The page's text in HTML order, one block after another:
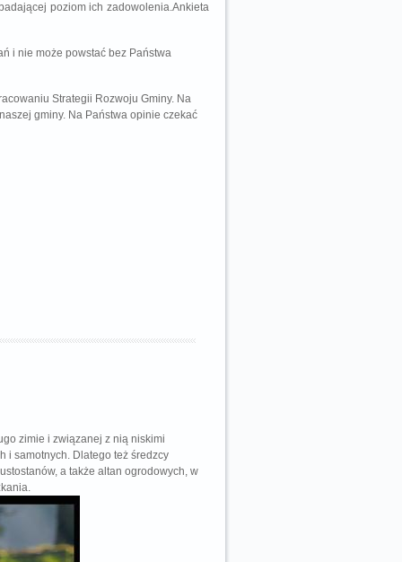
poziom ich zadowolenia.Ankieta
i nie może powstać bez Państwa
Strategii Rozwoju Gminy. Na
gminy. Na Państwa opinie czekać
zimie i związanej z nią niskimi
i samotnych. Dlatego też średzcy
a także altan ogrodowych, w